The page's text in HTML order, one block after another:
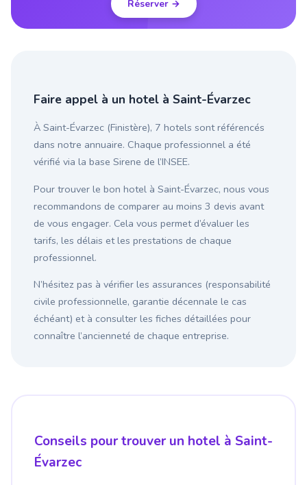
Réserver →
Faire appel à un hotel à Saint-Évarzec
À Saint-Évarzec (Finistère), 7 hotels sont référencés
dans notre annuaire. Chaque professionnel a été
vérifié via la base Sirene de l’INSEE.
Pour trouver le bon hotel à Saint-Évarzec, nous vous
recommandons de comparer au moins 3 devis avant
de vous engager. Cela vous permet d’évaluer les
tarifs, les délais et les prestations de chaque
professionnel.
N’hésitez pas à vérifier les assurances (responsabilité
civile professionnelle, garantie décennale le cas
échéant) et à consulter les fiches détaillées pour
connaître l’ancienneté de chaque entreprise.
Conseils pour trouver un hotel à Saint-
Évarzec